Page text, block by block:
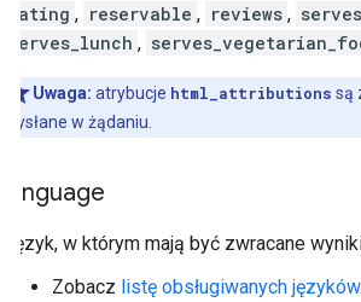
rating , reservable , reviews ,
serves_lunch ,
Uwaga: atrybucje html_attributions są
wysłane w żądaniu.
language
Język, w którym mają być zwracane
Zobacz listę obsługiwanych języków